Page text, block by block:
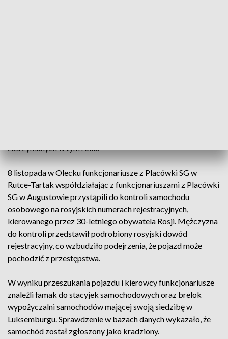
zatrzymanych w tym roku.
8 listopada w Olecku funkcjonariusze z Placówki SG w
Rutce-Tartak współdziałając z funkcjonariuszami z Placówki
SG w Augustowie przystąpili do kontroli samochodu
osobowego na rosyjskich numerach rejestracyjnych,
kierowanego przez 30-letniego obywatela Rosji. Mężczyzna
do kontroli przedstawił podrobiony rosyjski dowód
rejestracyjny, co wzbudziło podejrzenia, że pojazd może
pochodzić z przestępstwa.
W wyniku przeszukania pojazdu i kierowcy funkcjonariusze
znaleźli łamak do stacyjek samochodowych oraz brelok
wypożyczalni samochodów mającej swoją siedzibę w
Luksemburgu. Sprawdzenie w bazach danych wykazało, że
samochód został zgłoszony jako kradziony.